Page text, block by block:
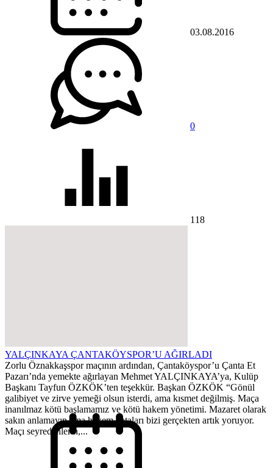
03.08.2016
0
118
YALÇINKAYA ÇANTAKÖYSPOR’U AĞIRLADI
Zorlu Öznakkaşspor maçının ardından, Çantaköyspor’u Çanta Et
Pazarı’nda yemekte ağırlayan Mehmet YALÇINKAYA’ya, Kulüp
Başkanı Tayfun ÖZKÖK’ten teşekkür. Başkan ÖZKÖK “Gönül
galibiyet ve zirve yemeği olsun isterdi, ama kısmet değilmiş. Maça
inanılmaz kötü başlamamız ve kötü hakem yönetimi. Mazaret olarak
sakın anlamayın ama hakem hataları bizi gerçekten artık yoruyor.
Maçı seyredenlerin,...